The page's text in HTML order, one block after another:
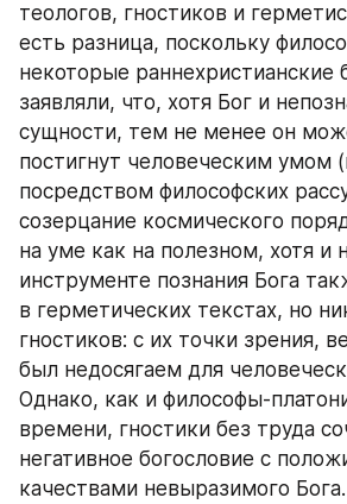
теологов, гностиков и
есть разница, поскольку
некоторые раннехристианские
заявляли, что, хотя Бог и
сущности, тем не менее он
постигнут человеческим умом
посредством философских
созерцание космического
на уме как на полезном, хотя и
инструменте познания Бога
в герметических текстах, но
гностиков: с их точки зрения,
был недосягаем для
Однако, как и философы-
времени, гностики без труда
негативное богословие с
качествами невыразимого